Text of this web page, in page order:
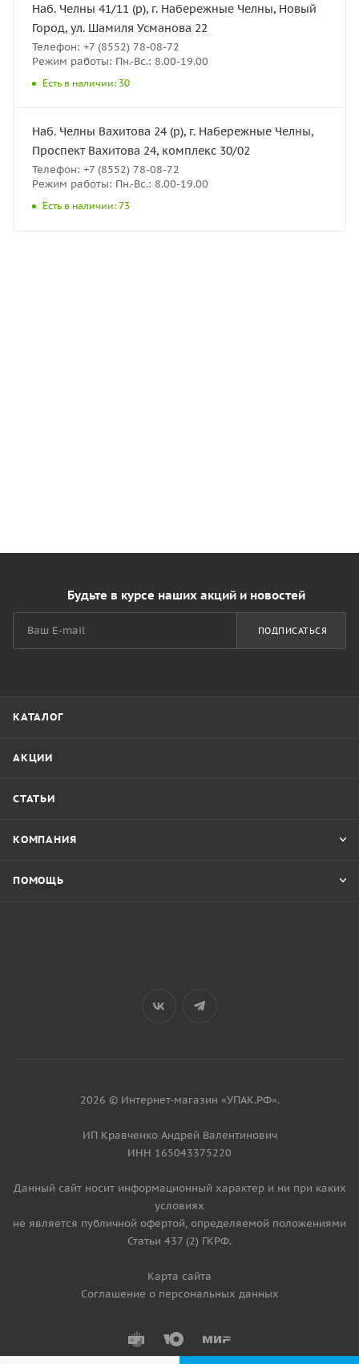
Наб. Челны 41/11 (р), г. Набережные Челны, Новый
Город, ул. Шамиля Усманова 22
Телефон: +7 (8552) 78-08-72
Режим работы: Пн.-Вс.: 8.00-19.00
Есть в наличии: 30
Наб. Челны Вахитова 24 (р), г. Набережные Челны,
Проспект Вахитова 24, комплекс 30/02
Телефон: +7 (8552) 78-08-72
Режим работы: Пн.-Вс.: 8.00-19.00
Есть в наличии: 73
Будьте в курсе наших акций и новостей
ПОДПИСАТЬСЯ
КАТАЛОГ
АКЦИИ
СТАТЬИ
КОМПАНИЯ
ПОМОЩЬ
2026 © Интернет-магазин «УПАК.РФ».
ИП Кравченко Андрей Валентинович
ИНН 165043375220
Данный сайт носит информационный характер и ни при каких
условиях
не является публичной офертой, определяемой положениями
Статьи 437 (2) ГКРФ.
Карта сайта
Соглашение о персональных данных